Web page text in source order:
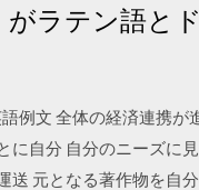
ラテン語と
例文 全体の経済連携が
自分 自分のニーズに
元となる著作物を自